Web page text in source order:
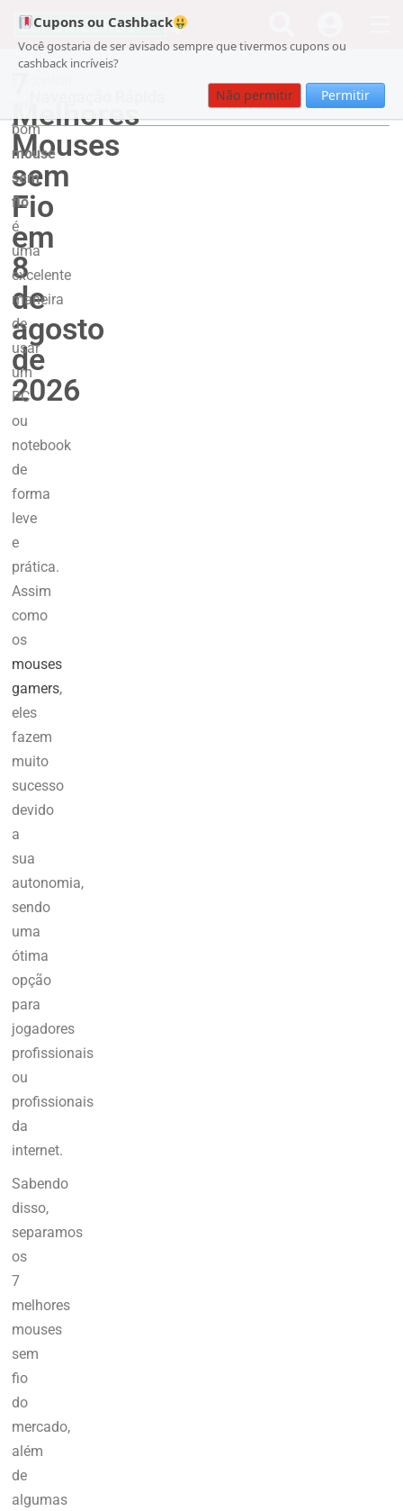
Cupons ou Cashback
Você gostaria de ser avisado sempre que tivermos cupons ou
cashback incríveis?
Não permitir Permitir
Melhores
Mouses
sem
Fio
em
8
de
agosto
de
2026
bom
mouse
sem
fio
é
uma
excelente
maneira
de
usar
um
PC
ou
notebook
de
forma
leve
e
prática.
Assim
como
os
mouses
gamers,
eles
fazem
muito
sucesso
devido
a
sua
autonomia,
sendo
uma
ótima
opção
para
jogadores
profissionais
ou
profissionais
da
internet.
Sabendo
disso,
separamos
os
7
melhores
mouses
sem
fio
do
mercado,
além
de
algumas